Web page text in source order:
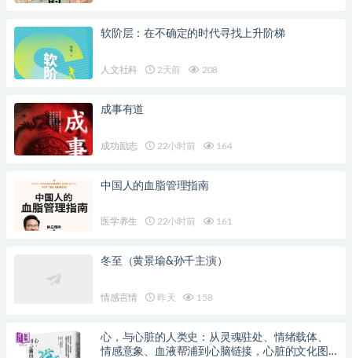
软阶层：在不确定的时代寻找上升阶梯
人文社科 2天前 208
成事有道
成功励志 22小时前 164
中国人的血脂管理指南
医学养生 22小时前 161
冬至（黄景瑜&孙千主演）
情感言情 昨天 158
心，与心脏的人类史：从灵魂驻处、情绪载体、
情感意象、血液帮浦到心脑链接，心脏的文化图